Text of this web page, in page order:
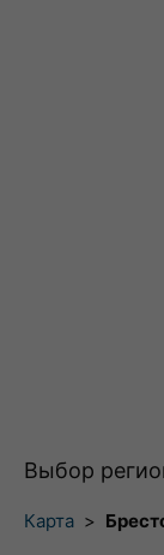
Выбор
Карта >